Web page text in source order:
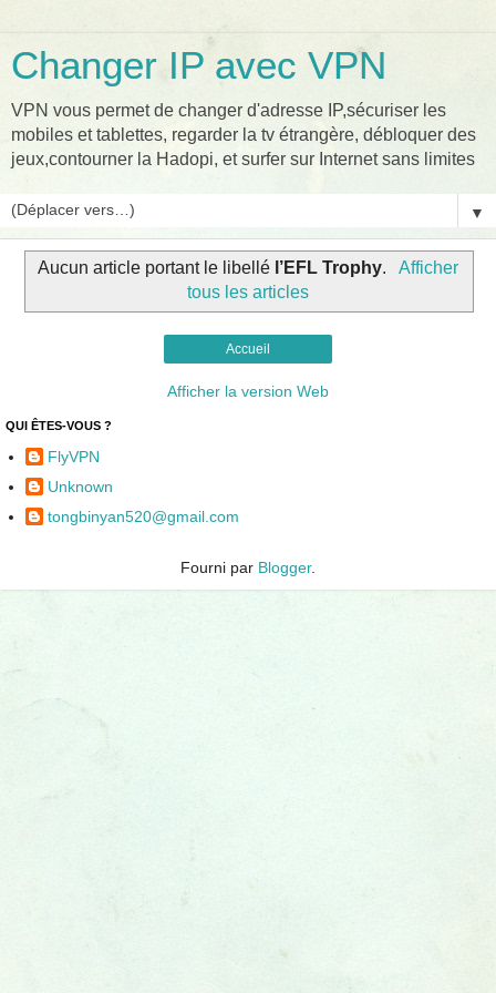
Changer IP avec VPN
VPN vous permet de changer d'adresse IP,sécuriser les
mobiles et tablettes, regarder la tv étrangère, débloquer des
jeux,contourner la Hadopi, et surfer sur Internet sans limites
▼
Aucun article portant le libellé l’EFL Trophy.
Afficher
tous les articles
Accueil
Afficher la version Web
QUI ÊTES-VOUS ?
FlyVPN
Unknown
tongbinyan520@gmail.com
Fourni par Blogger.